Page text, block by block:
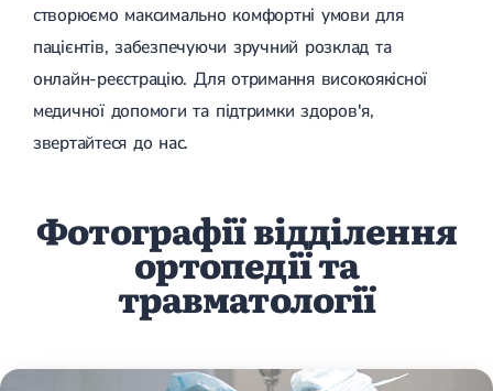
Лазерна терапія
Реабілітація
Реабілітація після вивиху
Реабілітація після ендопротезування
Лікувальна фізкультура
Масаж
створюємо максимально комфортні умови для
пацієнтів, забезпечуючи зручний розклад та
онлайн-реєстрацію. Для отримання високоякісної
медичної допомоги та підтримки здоров'я,
звертайтеся до нас.
Фотографії відділення
ортопедії та
травматології